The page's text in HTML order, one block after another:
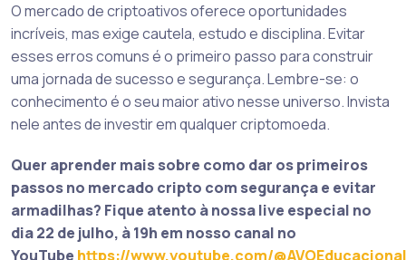
O mercado de criptoativos oferece oportunidades
incríveis, mas exige cautela, estudo e disciplina. Evitar
esses erros comuns é o primeiro passo para construir
uma jornada de sucesso e segurança. Lembre-se: o
conhecimento é o seu maior ativo nesse universo. Invista
nele antes de investir em qualquer criptomoeda.
Quer aprender mais sobre como dar os primeiros
passos no mercado cripto com segurança e evitar
armadilhas? Fique atento à nossa live especial no
dia 22 de julho, à 19h em nosso canal no
YouTube https://www.youtube.com/@AVOEducacional